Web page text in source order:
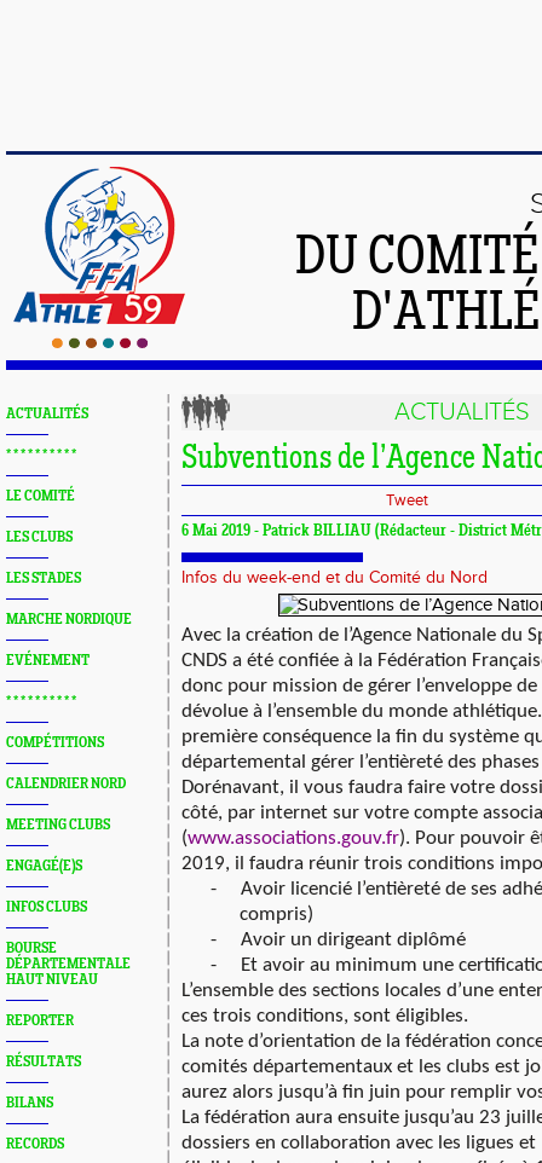
DU
ACTUALITÉS
* * * * * * * * * *
LE COMITÉ
LES CLUBS
LES STADES
MARCHE NORDIQUE
EVÉNEMENT
* * * * * * * * * *
COMPÉTITIONS
CALENDRIER NORD
MEETING CLUBS
ENGAGÉ(E)S
INFOS CLUBS
BOURSE
DÉPARTEMENTALE
HAUT NIVEAU
REPORTER
RÉSULTATS
BILANS
RECORDS
ACTUALITÉS
Subventions de l’Agence
Tweet
6 Mai 2019 - Patrick BILLIAU (Rédacteur - District
Infos du week-end et du Comité du Nord
Avec la création de l’Agence Nationale du
CNDS a été confiée à la Fédération
donc pour mission de gérer l’enveloppe
dévolue à l’ensemble du monde
première conséquence la fin du système
départemental gérer l’entièreté des
Dorénavant, il vous faudra faire votre
côté, par internet sur votre compte
(www.associations.gouv.fr). Pour pouvoir
2019, il faudra réunir trois conditions
-
Avoir licencié l’entièreté de ses
compris)
-
Avoir un dirigeant diplômé
-
Et avoir au minimum une
L’ensemble des sections locales d’une
ces trois conditions, sont éligibles.
La note d’orientation de la fédération
comités départementaux et les clubs est
aurez alors jusqu’à fin juin pour remplir
La fédération aura ensuite jusqu’au 23
dossiers en collaboration avec les ligues et